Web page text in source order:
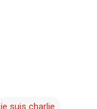
je suis charlie